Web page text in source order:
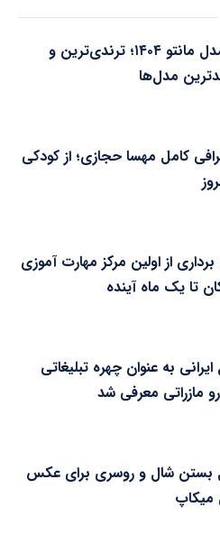
۱۵ مدل مانتو ۱۴۰۴؛ ترندی‌ترین و
مدل‌ها
کامل مهسا حجازی؛ از کودکی
برداری از اولین مرکز مهارت آموزی
تا یک ماه آینده
به عنوان چهره تبلیغاتی
مازراتی معرفی شد
بستن شال و روسری برای عکس
میکاپ